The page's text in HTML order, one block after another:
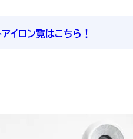
イロン覧はこちら！